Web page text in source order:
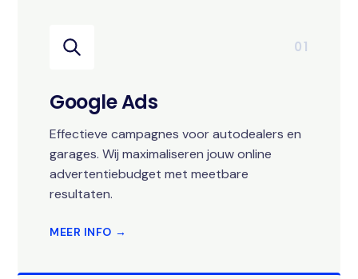
01
Google Ads
Effectieve campagnes voor autodealers en
garages. Wij maximaliseren jouw online
advertentiebudget met meetbare
resultaten.
MEER INFO →